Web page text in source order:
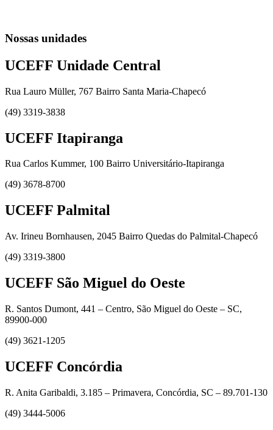
Nossas unidades
UCEFF Unidade Central
Rua Lauro Müller, 767 Bairro Santa Maria-Chapecó
(49) 3319-3838
UCEFF Itapiranga
Rua Carlos Kummer, 100 Bairro Universitário-Itapiranga
(49) 3678-8700
UCEFF Palmital
Av. Irineu Bornhausen, 2045 Bairro Quedas do Palmital-Chapecó
(49) 3319-3800
UCEFF São Miguel do Oeste
R. Santos Dumont, 441 – Centro, São Miguel do Oeste – SC,
89900-000
(49) 3621-1205
UCEFF Concórdia
R. Anita Garibaldi, 3.185 – Primavera, Concórdia, SC – 89.701-130
(49) 3444-5006